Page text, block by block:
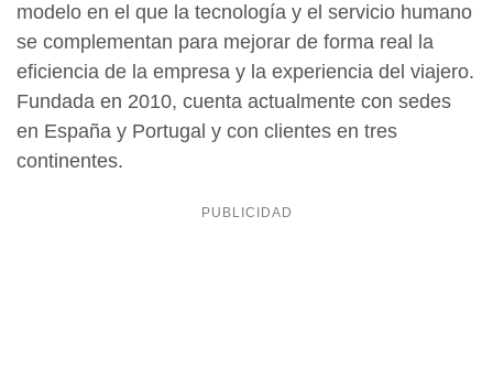
modelo en el que la tecnología y el servicio humano
se complementan para mejorar de forma real la
eficiencia de la empresa y la experiencia del viajero.
Fundada en 2010, cuenta actualmente con sedes
en España y Portugal y con clientes en tres
continentes.